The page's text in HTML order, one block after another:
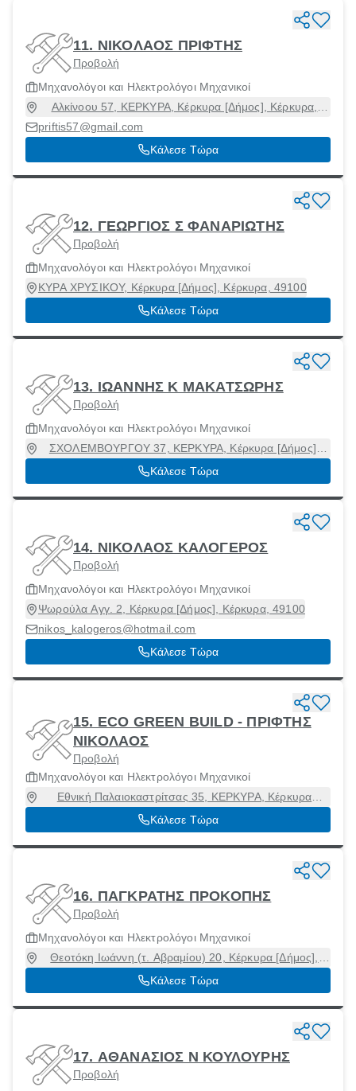
11. ΝΙΚΟΛΑΟΣ ΠΡΙΦΤΗΣ
Προβολή
Μηχανολόγοι και Ηλεκτρολόγοι Μηχανικοί
Αλκίνοου 57, ΚΕΡΚΥΡΑ, Κέρκυρα [Δήμος], Κέρκυρα,
priftis57@gmail.com
Κάλεσε Τώρα
12. ΓΕΩΡΓΙΟΣ Σ ΦΑΝΑΡΙΩΤΗΣ
Προβολή
Μηχανολόγοι και Ηλεκτρολόγοι Μηχανικοί
ΚΥΡΑ ΧΡΥΣΙΚΟΥ, Κέρκυρα [Δήμος], Κέρκυρα, 49100
Κάλεσε Τώρα
13. ΙΩΑΝΝΗΣ Κ ΜΑΚΑΤΣΩΡΗΣ
Προβολή
Μηχανολόγοι και Ηλεκτρολόγοι Μηχανικοί
ΣΧΟΛΕΜΒΟΥΡΓΟΥ 37, ΚΕΡΚΥΡΑ, Κέρκυρα [Δήμος],
Κέρκυρα, 49100
Κάλεσε Τώρα
14. ΝΙΚΟΛΑΟΣ ΚΑΛΟΓΕΡΟΣ
Προβολή
Μηχανολόγοι και Ηλεκτρολόγοι Μηχανικοί
Ψωρούλα Αγγ. 2, Κέρκυρα [Δήμος], Κέρκυρα, 49100
nikos_kalogeros@hotmail.com
Κάλεσε Τώρα
15. ECO GREEN BUILD - ΠΡΙΦΤΗΣ
ΝΙΚΟΛΑΟΣ
Προβολή
Μηχανολόγοι και Ηλεκτρολόγοι Μηχανικοί
Εθνική Παλαιοκαστρίτσας 35, ΚΕΡΚΥΡΑ, Κέρκυρα
[Δήμος], Κέρκυρα, 49132
Κάλεσε Τώρα
16. ΠΑΓΚΡΑΤΗΣ ΠΡΟΚΟΠΗΣ
Προβολή
Μηχανολόγοι και Ηλεκτρολόγοι Μηχανικοί
Θεοτόκη Ιωάννη (τ. Αβραμίου) 20, Κέρκυρα [Δήμος],
Κέρκυρα, 49132
Κάλεσε Τώρα
17. ΑΘΑΝΑΣΙΟΣ Ν ΚΟΥΛΟΥΡΗΣ
Προβολή